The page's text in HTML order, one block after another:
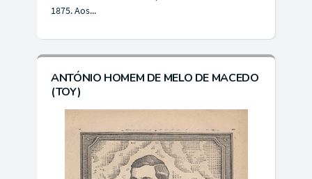
1875. Aos...
ANTÓNIO HOMEM DE MELO DE MACEDO
(TOY)